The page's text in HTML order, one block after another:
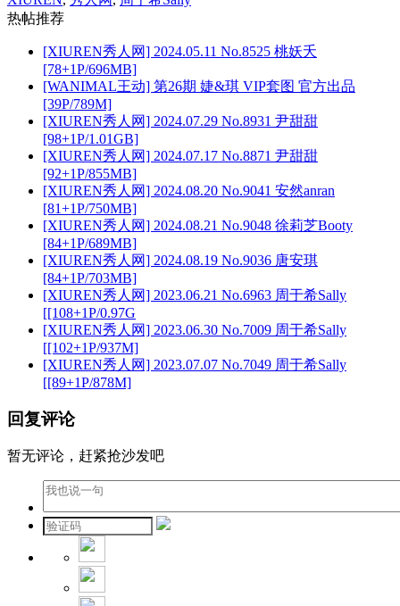
热帖推荐
[XIUREN秀人网] 2024.05.11 No.8525 桃妖夭
[78+1P/696MB]
[WANIMAL王动] 第26期 婕&琪 VIP套图 官方出品
[39P/789M]
[XIUREN秀人网] 2024.07.29 No.8931 尹甜甜
[98+1P/1.01GB]
[XIUREN秀人网] 2024.07.17 No.8871 尹甜甜
[92+1P/855MB]
[XIUREN秀人网] 2024.08.20 No.9041 安然anran
[81+1P/750MB]
[XIUREN秀人网] 2024.08.21 No.9048 徐莉芝Booty
[84+1P/689MB]
[XIUREN秀人网] 2024.08.19 No.9036 唐安琪
[84+1P/703MB]
[XIUREN秀人网] 2023.06.21 No.6963 周于希Sally
[[108+1P/0.97G
[XIUREN秀人网] 2023.06.30 No.7009 周于希Sally
[[102+1P/937M]
[XIUREN秀人网] 2023.07.07 No.7049 周于希Sally
[[89+1P/878M]
回复评论
暂无评论，赶紧抢沙发吧